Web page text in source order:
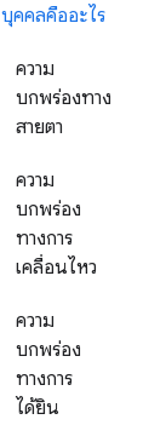
บุคคลคืออะไร
ความ
บกพร่องทาง
สายตา
ความ
บกพร่อง
ทางการ
เคลื่อนไหว
ความ
บกพร่อง
ทางการ
ได้ยิน